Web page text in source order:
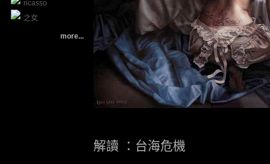
ricasso
之女
more...
解讀 ：台海危機